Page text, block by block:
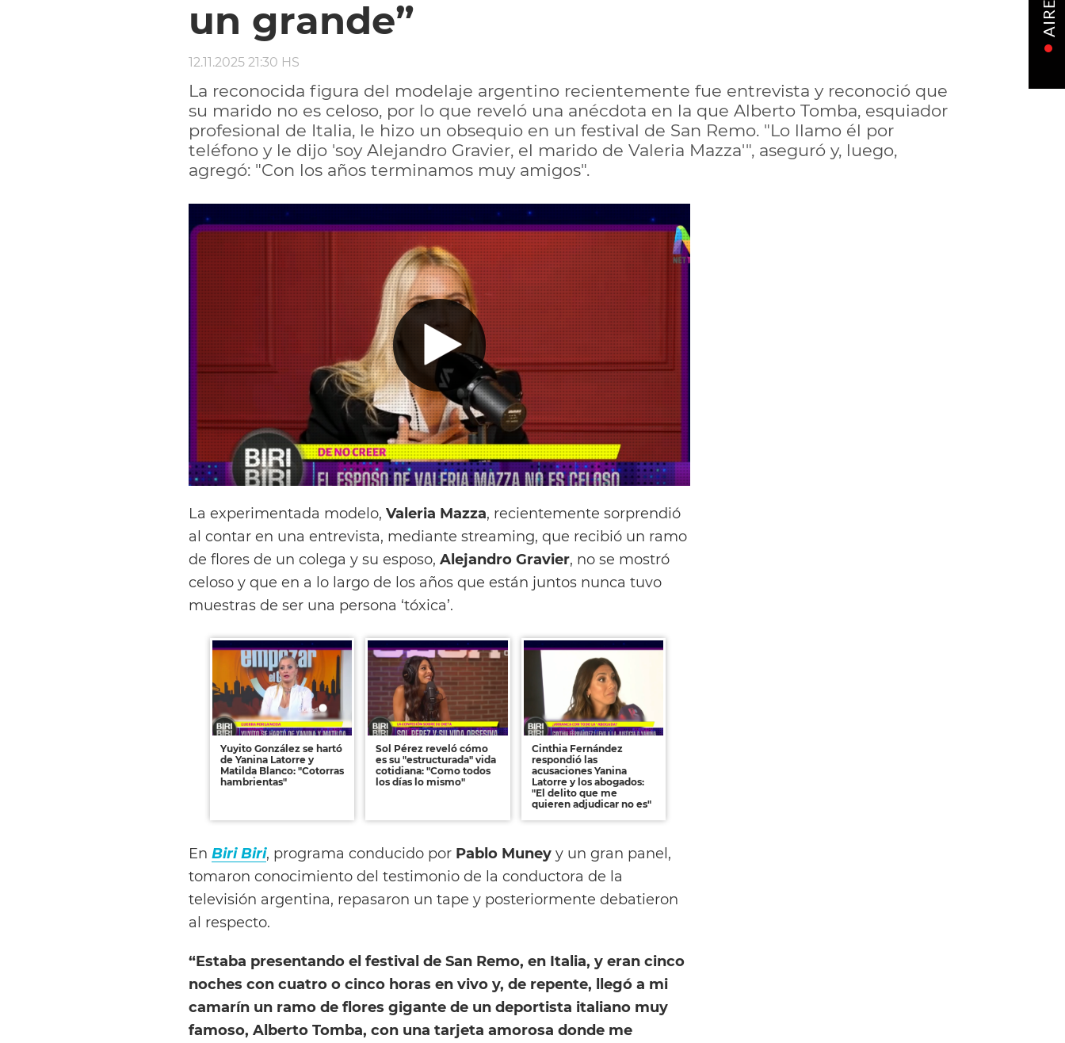
un grande”
12.11.2025 21:30 HS
La reconocida figura del modelaje argentino recientemente fue entrevista y reconoció que
su marido no es celoso, por lo que reveló una anécdota en la que Alberto Tomba, esquiador
profesional de Italia, le hizo un obsequio en un festival de San Remo. "Lo llamo él por
teléfono y le dijo 'soy Alejandro Gravier, el marido de Valeria Mazza'", aseguró y, luego,
agregó: "Con los años terminamos muy amigos".
La experimentada modelo, Valeria Mazza, recientemente sorprendió
al contar en una entrevista, mediante streaming, que recibió un ramo
de flores de un colega y su esposo, Alejandro Gravier, no se mostró
celoso y que en a lo largo de los años que están juntos nunca tuvo
muestras de ser una persona ‘tóxica’.
Yuyito González se hartó
de Yanina Latorre y
Matilda Blanco: "Cotorras
hambrientas"
Sol Pérez reveló cómo
es su "estructurada" vida
cotidiana: "Como todos
los días lo mismo"
Cinthia Fernández
respondió las
acusaciones Yanina
Latorre y los abogados:
"El delito que me
quieren adjudicar no es"
En Biri Biri, programa conducido por Pablo Muney y un gran panel,
tomaron conocimiento del testimonio de la conductora de la
televisión argentina, repasaron un tape y posteriormente debatieron
al respecto.
“Estaba presentando el festival de San Remo, en Italia, y eran cinco
noches con cuatro o cinco horas en vivo y, de repente, llegó a mi
camarín un ramo de flores gigante de un deportista italiano muy
famoso, Alberto Tomba, con una tarjeta amorosa donde me
AIRE